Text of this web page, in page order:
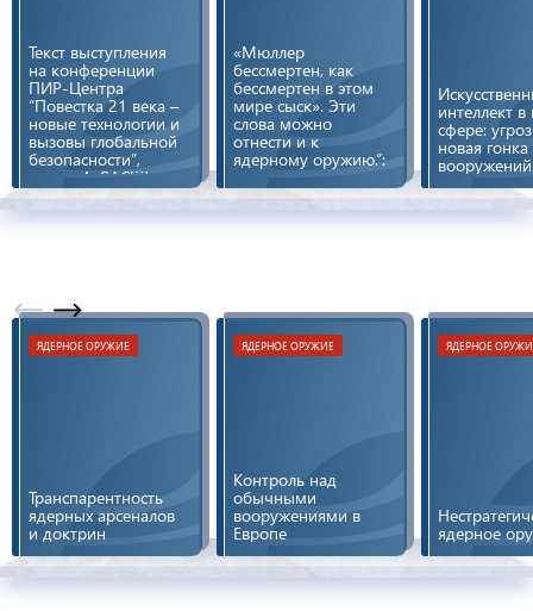
Текст выступления
на конференции
ПИР-Центра
“Повестка 21 века –
новые технологии и
вызовы глобальной
безопасности”,
сессия 4: САС￼
«Мюллер
бессмертен, как
бессмертен в этом
мире сыск». Эти
слова можно
отнести и к
ядерному оружию.”:
председатель
Совета ПИР-Центра
о перспективах
интеллект
сфере:
новая гонка
вооружений
ЯДЕРНОЕ ОРУЖИЕ
Транспарентность
ядерных арсеналов
и доктрин
ЯДЕРНОЕ ОРУЖИЕ
Контроль над
обычными
вооружениями в
Европе
ЯДЕРНОЕ
ядерное